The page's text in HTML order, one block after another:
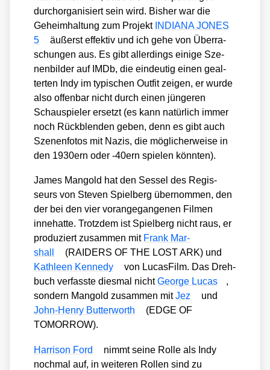
durch­or­ga­ni­siert sein wird. Bis­her war die
Geheim­hal­tung zum Pro­jekt INDIANA JONES
5
äußerst effek­tiv und ich gehe von Über­ra­
schun­gen aus. Es gibt aller­dings eini­ge Sze­
nen­bil­der auf IMDb, die ein­deu­tig einen geal­
ter­ten Indy im typi­schen Out­fit zei­gen, er wur­de
also offen­bar nicht durch einen jün­ge­ren
Schau­spie­ler ersetzt (es kann natür­lich immer
noch Rück­blen­den geben, denn es gibt auch
Sze­nen­fo­tos mit Nazis, die mög­li­cher­wei­se in
den 1930ern oder ‑40ern spie­len könn­ten).
James Man­gold hat den Ses­sel des Regis­
seurs von Ste­ven Spiel­berg über­nom­men, den
der bei den vier vor­an­ge­gan­ge­nen Fil­men
inne­hat­te. Trotz­dem ist Spiel­berg nicht raus, er
pro­du­ziert zusam­men mit Frank Mar­
shall
(RAIDERS OF THE LOST ARK) und
Kath­le­en Ken­ne­dy
von Lucas­Film. Das Dreh­
buch ver­fass­te dies­mal nichtGeor­ge Lucas
,
son­dern Man­gold zusam­men mitJez
und
John-Hen­ry But­ter­worth
(EDGE OF
TOMORROW).
Har­ri­son Ford
nimmt sei­ne Rol­le als Indy
noch­mal auf, in wei­te­ren Rol­len sind zu